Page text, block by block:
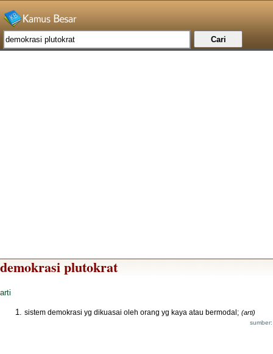
demokrasi plutokrat
arti
sistem demokrasi yg dikuasai oleh orang yg kaya atau bermodal; (arti)